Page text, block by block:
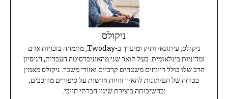
ניקולס
ניקולס, עיתונאי ותיק ומוערך ב-Twoday, מתמחה בזכויות אדם
ומדיניות בינלאומית. בעל תואר שני מהאוניברסיטה העברית, הניסיון
הרב שלו כולל דיווחים משטחים קרביים ואזורי משבר. ניקולס מאמין
בכוחה של העיתונות להאיר זוויות חדשות על סיפורים מורכבים,
ובחשיבותה ביצירת שינוי חברתי חיובי.